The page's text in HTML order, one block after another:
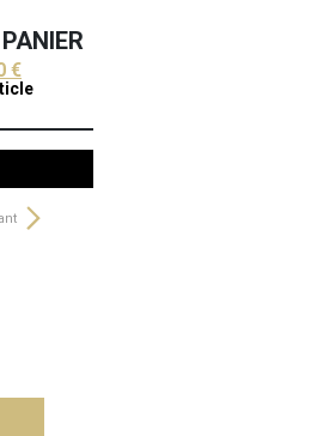
PANIER
€